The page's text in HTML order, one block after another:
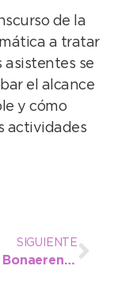
de la
a tratar
asistentes se
el alcance
y cómo
actividades
SIGUIENTE
Juegos Bonaerenses: Necochea ganó cuatro medallas en la cálida jornada del miércoles